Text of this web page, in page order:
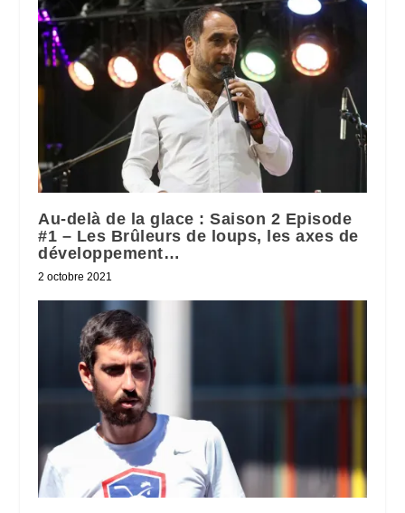
Au-delà de la glace : Saison 2 Episode
#1 – Les Brûleurs de loups, les axes de
développement…
2 octobre 2021